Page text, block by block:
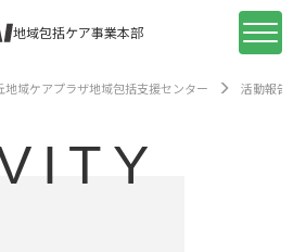
地域包括ケア事業本部
地域ケアプラザ地域包括支援センター 活動報告